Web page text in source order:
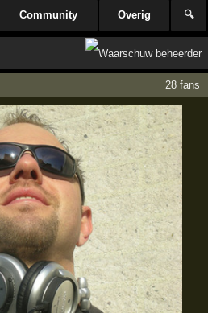
Community Overig 🔍
28 fans